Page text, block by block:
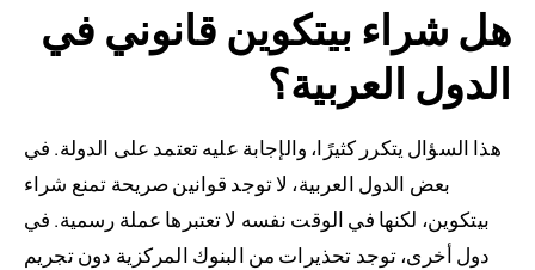
هل شراء بيتكوين قانوني في
الدول العربية؟
هذا السؤال يتكرر كثيرًا، والإجابة عليه تعتمد على الدولة. في
بعض الدول العربية، لا توجد قوانين صريحة تمنع شراء
بيتكوين، لكنها في الوقت نفسه لا تعتبرها عملة رسمية. في
دول أخرى، توجد تحذيرات من البنوك المركزية دون تجريم